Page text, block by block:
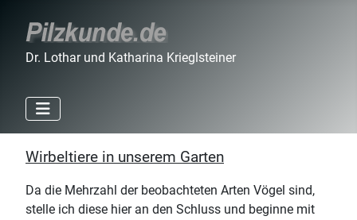
Dr. Lothar und Katharina Krieglsteiner
Wirbeltiere in unserem Garten
Da die Mehrzahl der beobachteten Arten Vögel sind,
stelle ich diese hier an den Schluss und beginne mit